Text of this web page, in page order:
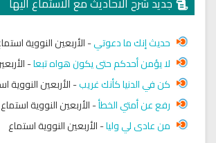
حديث إنك ما دعوتي-الأربعين النووية
لا يؤمن أحدكم حتى يكون هواه تبعا-
كن في الدنيا كأنك غريب-الأربعين النووية
رفع عن أمتي الخطأ-الأربعين النووية استماع
من عادى لي وليا-الأربعين النووية استماع